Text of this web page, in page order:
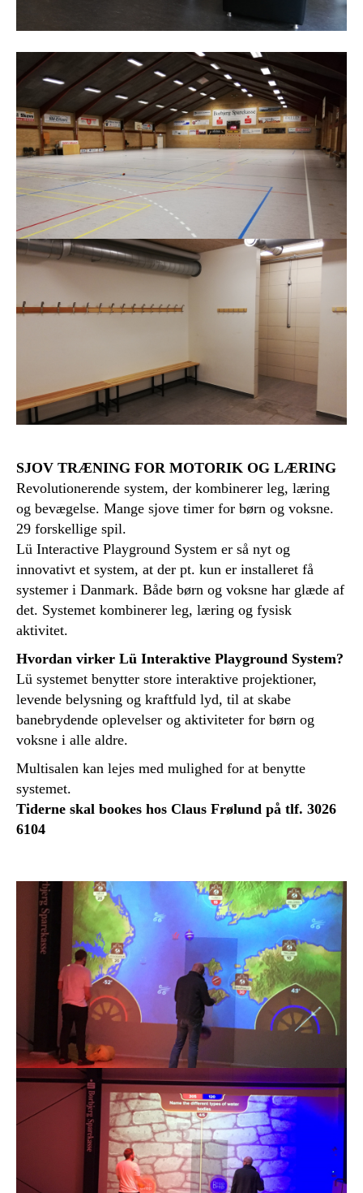
SJOV TRÆNING FOR MOTORIK OG LÆRING
Revolutionerende system, der kombinerer leg, læring
og bevægelse. Mange sjove timer for børn og voksne.
29 forskellige spil.
Lü Interactive Playground System er så nyt og
innovativt et system, at der pt. kun er installeret få
systemer i Danmark. Både børn og voksne har glæde af
det. Systemet kombinerer leg, læring og fysisk
aktivitet.
Hvordan virker Lü Interaktive Playground System?
Lü systemet benytter store interaktive projektioner,
levende belysning og kraftfuld lyd, til at skabe
banebrydende oplevelser og aktiviteter for børn og
voksne i alle aldre.
Multisalen kan lejes med mulighed for at benytte
systemet.
Tiderne skal bookes hos Claus Frølund på tlf. 3026
6104